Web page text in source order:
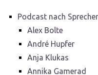
Podcast nach Sprecher
Alex Bolte
André Hupfer
Anja Klukas
Annika Gamerad